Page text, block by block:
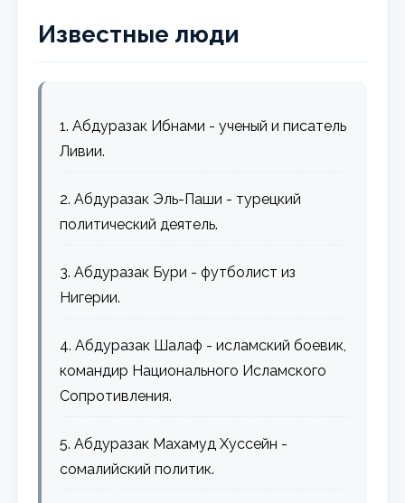
Известные люди
1. Абдуразак Ибнами - ученый и писатель
Ливии.
2. Абдуразак Эль-Паши - турецкий
политический деятель.
3. Абдуразак Бури - футболист из
Нигерии.
4. Абдуразак Шалаф - исламский боевик,
командир Национального Исламского
Сопротивления.
5. Абдуразак Махамуд Хуссейн -
сомалийский политик.